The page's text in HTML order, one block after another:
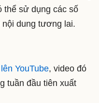
thể sử dụng các số
nội dung tương lai.
YouTube, video đó
tuần đầu tiên xuất